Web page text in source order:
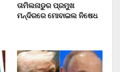
ତାମିଲନାଡୁର ପ୍ରମୁଖ
ମନ୍ଦିରରେ ମୋବାଇଲ ନିଷେଧ